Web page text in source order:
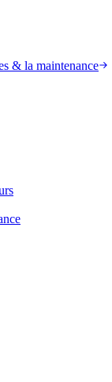
& la maintenance